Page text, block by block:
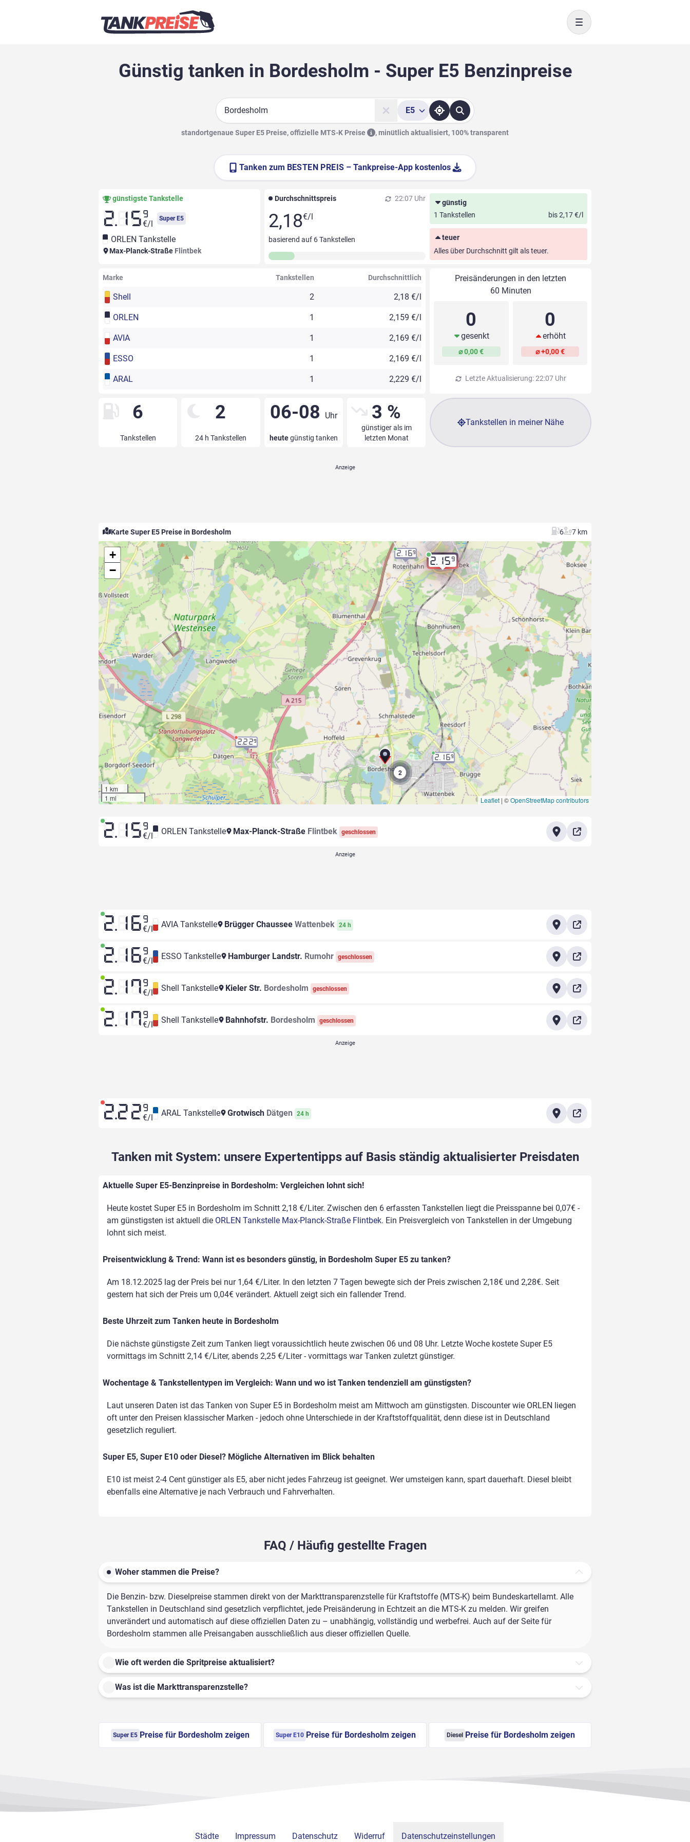
Toggle navigation
Günstig tanken in Bordesholm - Super E5 Benzinpreise
Suche
E5
standortgenaue Super E5 Preise, offizielle MTS-K Preise ,minütlich aktualisiert, 100% transparent
Tanken zum BESTEN PREIS – Tankpreise-App kostenlos
günstigste Tankstelle
2.15 9
€/l
Super E5
ORLEN Tankstelle
Max-Planck-Straße Flintbek
Durchschnittspreis 22:07 Uhr
2,18€/l
basierend auf 6Tankstellen
günstig
1 Tankstellen
bis 2,17 €/l
teuer
Alles über Durchschnitt gilt als teuer.
Marke Tankstellen Durchschnittlich
Shell 2 2,18 €/l
ORLEN 1 2,159 €/l
AVIA 1 2,169 €/l
ESSO 1 2,169 €/l
ARAL 1 2,229 €/l
Preisänderungen in den letzten
60 Minuten
0
gesenkt
⌀ 0,00 €
0
erhöht
⌀ +0,00 €
Letzte Aktualisierung: 22:07 Uhr
6
Tankstellen
2
24 h Tankstellen
06-08 Uhr
heutegünstig tanken
3 %
günstiger als im
letzten Monat
Tankstellen in meiner Nähe
Karte Super E5 Preise in Bordesholm 6 7 km
2.159
2.229
2.169
2.169
2
+
−
1 km
1 mi
Leaflet | ©OpenStreetMap contributors
2.15 9
€/l ORLEN Tankstelle Max-Planck-Straße Flintbek geschlossen
2.16 9
€/l AVIA Tankstelle Brügger Chaussee Wattenbek 24 h
2.16 9
€/l ESSO Tankstelle Hamburger Landstr. Rumohr geschlossen
2.17 9
€/l Shell Tankstelle Kieler Str. Bordesholm geschlossen
2.17 9
€/l Shell Tankstelle Bahnhofstr. Bordesholm geschlossen
2.22 9
€/l ARAL Tankstelle Grotwisch Dätgen 24 h
Tanken mit System: unsere Expertentipps auf Basis ständig aktualisierter Preisdaten
Aktuelle Super E5-Benzinpreise in Bordesholm: Vergleichen lohnt sich!
Heute kostet Super E5 in Bordesholm im Schnitt 2,18 €/Liter. Zwischen den 6 erfassten Tankstellen liegt die Preisspanne bei 0,07€ -
am günstigsten ist aktuell die ORLEN Tankstelle Max-Planck-Straße Flintbek. Ein Preisvergleich von Tankstellen in der Umgebung
lohnt sich meist.
Preisentwicklung & Trend: Wann ist es besonders günstig, in Bordesholm Super E5 zu tanken?
Am 18.12.2025 lag der Preis bei nur 1,64 €/Liter. In den letzten 7 Tagen bewegte sich der Preis zwischen 2,18€ und 2,28€. Seit
gestern hat sich der Preis um 0,04€ verändert. Aktuell zeigt sich ein fallender Trend.
Beste Uhrzeit zum Tanken heute in Bordesholm
Die nächste günstigste Zeit zum Tanken liegt voraussichtlich heute zwischen 06 und 08 Uhr. Letzte Woche kostete Super E5
vormittags im Schnitt 2,14 €/Liter, abends 2,25 €/Liter - vormittags war Tanken zuletzt günstiger.
Wochentage & Tankstellentypen im Vergleich: Wann und wo ist Tanken tendenziell am günstigsten?
Laut unseren Daten ist das Tanken von Super E5 in Bordesholm meist am Mittwoch am günstigsten. Discounter wie ORLEN liegen
oft unter den Preisen klassischer Marken - jedoch ohne Unterschiede in der Kraftstoffqualität, denn diese ist in Deutschland
gesetzlich reguliert.
Super E5, Super E10 oder Diesel? Mögliche Alternativen im Blick behalten
E10 ist meist 2-4 Cent günstiger als E5, aber nicht jedes Fahrzeug ist geeignet. Wer umsteigen kann, spart dauerhaft. Diesel bleibt
ebenfalls eine Alternative je nach Verbrauch und Fahrverhalten.
FAQ / Häufig gestellte Fragen
Woher stammen die Preise?
Die Benzin- bzw. Dieselpreise stammen direkt von der Markttransparenzstelle für Kraftstoffe (MTS-K) beim Bundeskartellamt. Alle
Tankstellen in Deutschland sind gesetzlich verpflichtet, jede Preisänderung in Echtzeit an die MTS-K zu melden. Wir greifen
unverändert und automatisch auf diese offiziellen Daten zu – unabhängig, vollständig und werbefrei. Auch auf der Seite für
Bordesholm stammen alle Preisangaben ausschließlich aus dieser offiziellen Quelle.
Wie oft werden die Spritpreise aktualisiert?
Was ist die Markttransparenzstelle?
Super E5 Preise für Bordesholm zeigen Super E10 Preise für Bordesholm zeigen Diesel Preise für Bordesholm zeigen
Städte Impressum Datenschutz Widerruf Datenschutzeinstellungen